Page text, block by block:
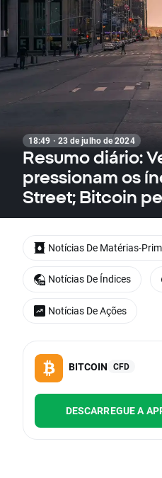
18:49 · 23 de julho de 2024
Resumo diário:
pressionam os
Street; Bitcoin
BITCOIN CFD
DESCARREGUE A
Notícias De Matérias-
Notícias De Índices
Notícias De Ações